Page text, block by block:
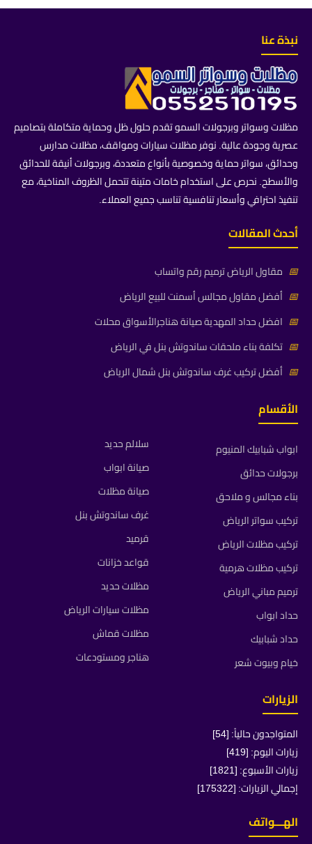
نبذة عنا
مظلات وسواتر وبرجولات السمو تقدم حلول ظل وحماية متكاملة بتصاميم
عصرية وجودة عالية. نوفر مظلات سيارات ومواقف، مظلات مدارس
وحدائق، سواتر حماية وخصوصية بأنواع متعددة، وبرجولات أنيقة للحدائق
والأسطح. نحرص على استخدام خامات متينة تتحمل الظروف المناخية، مع
تنفيذ احترافي وأسعار تنافسية تناسب جميع العملاء.
أحدث المقالات
📅 مقاول الرياض ترميم رقم واتساب
📅 أفضل مقاول مجالس أسمنت للبيع الرياض
📅 افضل حداد المهدية صيانة هناجرالأسواق محلات
📅 تكلفة بناء ملحقات ساندوتش بنل في الرياض
📅 أفضل تركيب غرف ساندوتش بنل شمال الرياض
الأقسام
ابواب شبابيك المنيوم
برجولات حدائق
بناء مجالس و ملاحق
تركيب سواتر الرياض
تركيب مظلات الرياض
تركيب مظلات هرمية
ترميم مباني الرياض
حداد ابواب
حداد شبابيك
خيام وبيوت شعر
سلالم حديد
صيانة ابواب
صيانة مظلات
غرف ساندوتش بنل
قرميد
قواعد خزانات
مظلات حديد
مظلات سيارات الرياض
مظلات قماش
هناجر ومستودعات
الزيارات
المتواجدون حالياً: [54]
زيارات اليوم: [419]
زيارات الأسبوع: [1821]
إجمالي الزيارات: [175322]
الهـــواتف